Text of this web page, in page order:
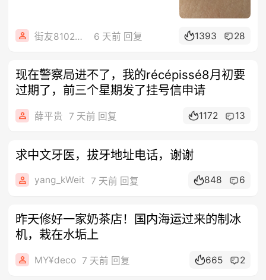
街友81026273 6 天前 回复 1393 28
现在警察局进不了，我的récépissé8月初要
过期了，前三个星期发了挂号信申请
薛平贵 7 天前 回复 1172 13
求中文牙医，拔牙地址电话，谢谢
yang_kWeit 7 天前 回复 848 6
昨天修好一家奶茶店！国内海运过来的制冰
机，栽在水垢上
MY¥deco 7 天前 回复 665 2